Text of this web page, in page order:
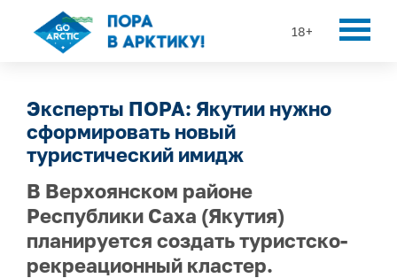
18+
Эксперты ПОРА: Якутии нужно
сформировать новый
туристический имидж
В Верхоянском районе
Республики Саха (Якутия)
планируется создать туристско-
рекреационный кластер.